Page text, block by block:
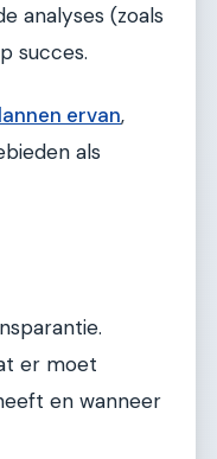
analyses (zoals
succes.
ervan,
als
er moet
en wanneer